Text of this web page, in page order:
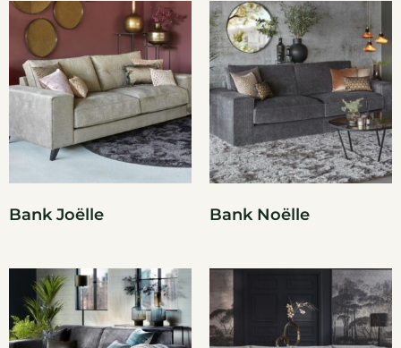
Bank Joëlle Bank Noëlle